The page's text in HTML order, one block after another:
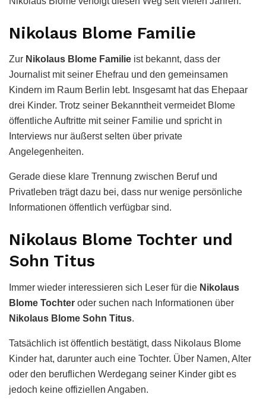
Nikolaus Blome Familie
Zur Nikolaus Blome Familie ist bekannt, dass der
Journalist mit seiner Ehefrau und den gemeinsamen
Kindern im Raum Berlin lebt. Insgesamt hat das Ehepaar
drei Kinder. Trotz seiner Bekanntheit vermeidet Blome
öffentliche Auftritte mit seiner Familie und spricht in
Interviews nur äußerst selten über private
Angelegenheiten.
Gerade diese klare Trennung zwischen Beruf und
Privatleben trägt dazu bei, dass nur wenige persönliche
Informationen öffentlich verfügbar sind.
Nikolaus Blome Tochter und
Sohn Titus
Immer wieder interessieren sich Leser für die Nikolaus
Blome Tochter oder suchen nach Informationen über
Nikolaus Blome Sohn Titus.
Tatsächlich ist öffentlich bestätigt, dass Nikolaus Blome
Kinder hat, darunter auch eine Tochter. Über Namen, Alter
oder den beruflichen Werdegang seiner Kinder gibt es
jedoch keine offiziellen Angaben.